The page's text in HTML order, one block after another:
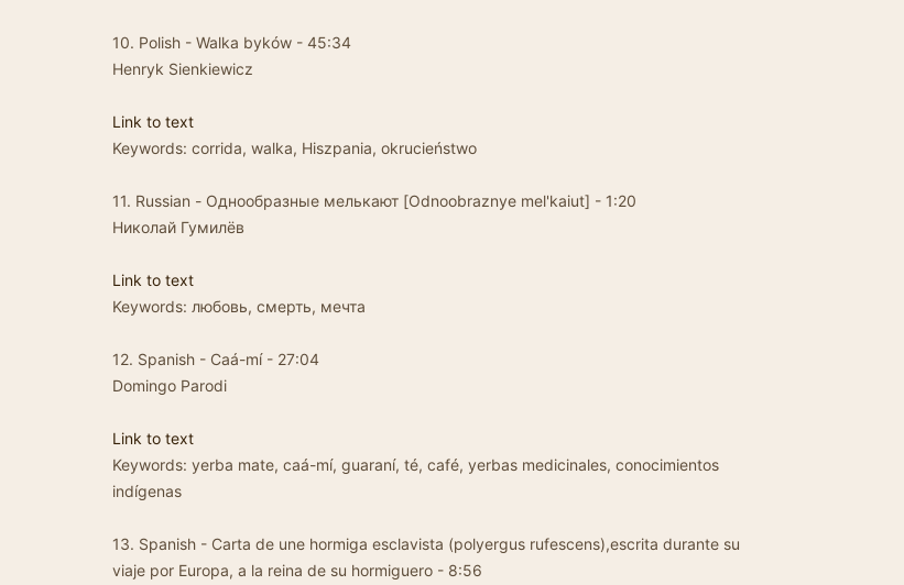
10. Polish - Walka byków - 45:34
Henryk Sienkiewicz
Link to text
Keywords: corrida, walka, Hiszpania, okrucieństwo
11. Russian - Однообразные мелькают [Odnoobraznye mel'kaiut] - 1:20
Николай Гумилёв
Link to text
Keywords: любовь, смерть, мечта
12. Spanish - Caá-mí - 27:04
Domingo Parodi
Link to text
Keywords: yerba mate, caá-mí, guaraní, té, café, yerbas medicinales, conocimientos
indígenas
13. Spanish - Carta de une hormiga esclavista (polyergus rufescens),escrita durante su
viaje por Europa, a la reina de su hormiguero - 8:56